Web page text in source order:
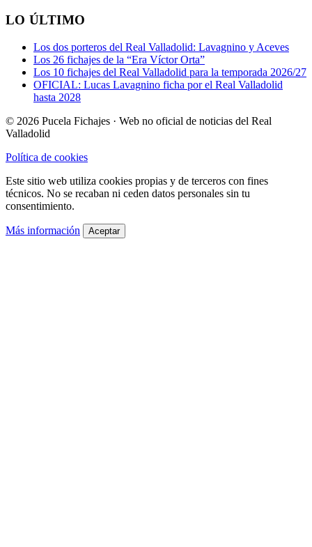
LO ÚLTIMO
Los dos porteros del Real Valladolid: Lavagnino y Aceves
Los 26 fichajes de la “Era Víctor Orta”
Los 10 fichajes del Real Valladolid para la temporada 2026/27
OFICIAL: Lucas Lavagnino ficha por el Real Valladolid
hasta 2028
© 2026 Pucela Fichajes · Web no oficial de noticias del Real
Valladolid
Política de cookies
Este sitio web utiliza cookies propias y de terceros con fines
técnicos. No se recaban ni ceden datos personales sin tu
consentimiento.
Más información Aceptar